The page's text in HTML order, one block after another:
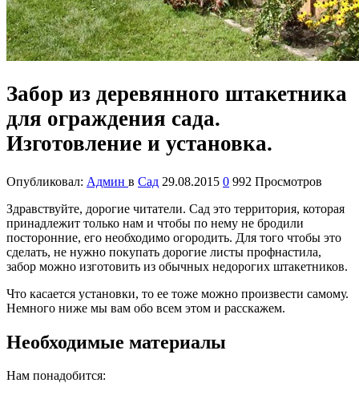
Забор из деревянного штакетника
для ограждения сада.
Изготовление и установка.
Опубликовал: Админ в Сад 29.08.2015 0 992 Просмотров
Здравствуйте, дорогие читатели. Сад это территория, которая
принадлежит только нам и чтобы по нему не бродили
посторонние, его необходимо огородить. Для того чтобы это
сделать, не нужно покупать дорогие листы профнастила,
забор можно изготовить из обычных недорогих штакетников.
Что касается установки, то ее тоже можно произвести самому.
Немного ниже мы вам обо всем этом и расскажем.
Необходимые материалы
Нам понадобится: